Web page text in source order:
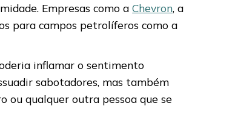
Empresas como aChevron, a
para campos petrolíferos como a
inflamar o sentimento
sabotadores, mas também
ou qualquer outra pessoa que se